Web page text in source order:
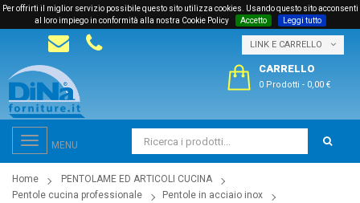
Per offrirti il miglior servizio possibile questo sito utilizza cookies. Usando questo sito acconsenti
al loro impiego in conformità alla nostra Cookie Policy
Accetto Leggi tutto
LINK E CARRELLO
CARRELLO
0 Prodotti - 0,00 €
Toggle
navigation
MENU
Home
PENTOLAME ED ARTICOLI CUCINA
Pentole cucina professionale
Pentole in acciaio inox